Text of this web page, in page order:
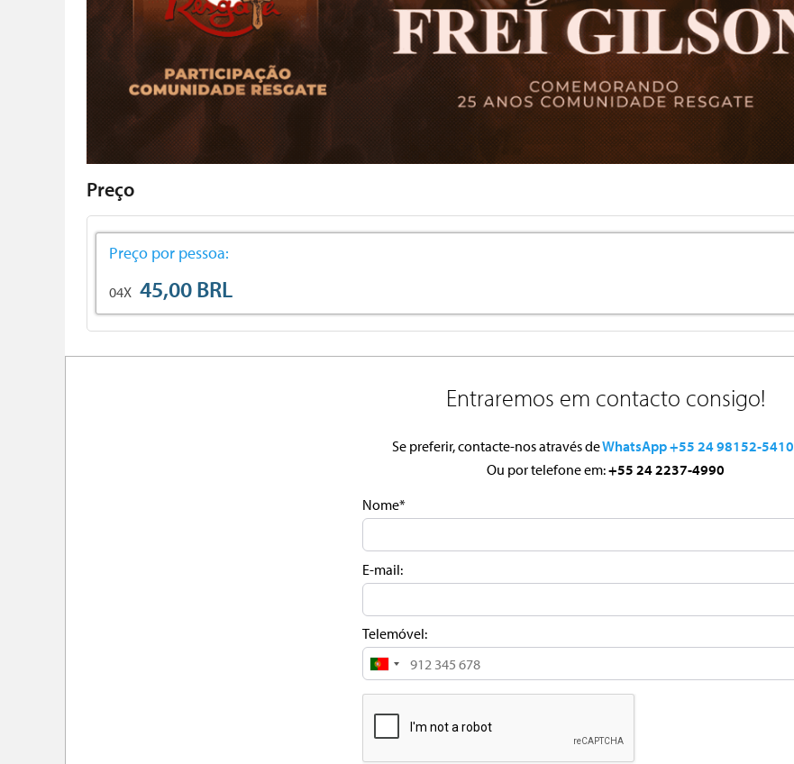
Preço
Preço por pessoa:
04X 45,00 BRL
Entraremos em contacto consigo!
Se preferir, contacte-nos através deWhatsApp +55 24 98152-5410
Ou por telefone em:+55 24 2237-4990
Nome*
E-mail:
Telemóvel:
Portugal
+351